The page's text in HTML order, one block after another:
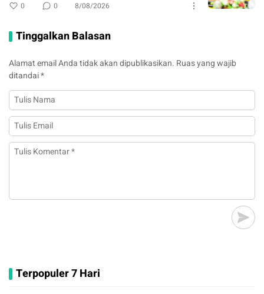
0 0 8/08/2026
Tinggalkan Balasan
Alamat email Anda tidak akan dipublikasikan. Ruas yang wajib
ditandai*
Terpopuler 7 Hari